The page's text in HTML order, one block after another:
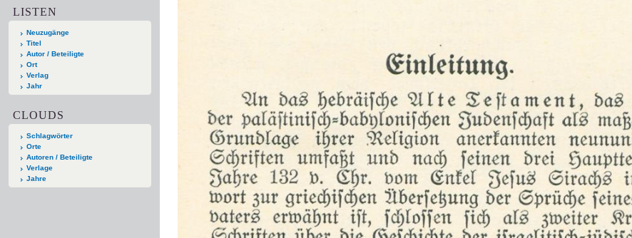
LISTEN
Neuzugänge
Titel
Autor / Beteiligte
Ort
Verlag
Jahr
CLOUDS
Schlagwörter
Orte
Autoren / Beteiligte
Verlage
Jahre